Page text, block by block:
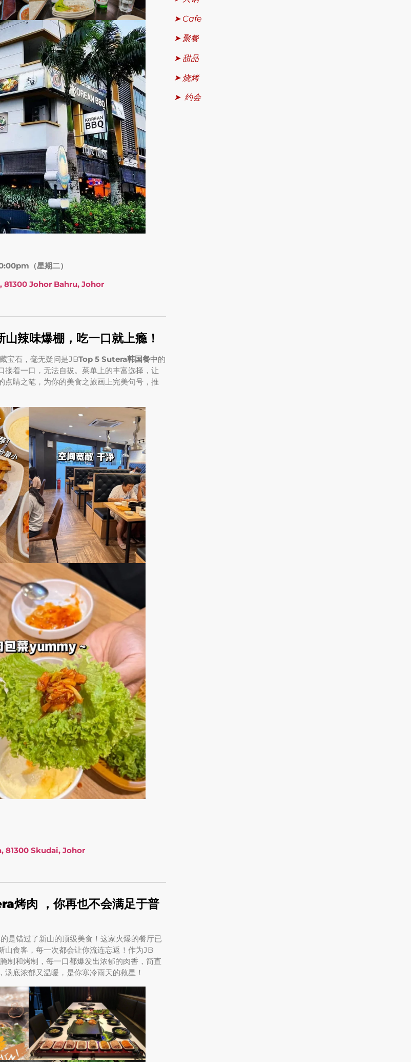
（星期二）
81300 Johor Bahru, Johor
味爆棚，吃一口就上瘾！
宝石，毫无疑问是JBTop 5 Sutera韩国餐中的
着一口，无法自拔。菜单上的丰富选择，让
睛之笔，为你的美食之旅画上完美句号，推
81300 Skudai, Johor
肉 ，你再也不会满足于普
错过了新山的顶级美食！这家火爆的餐厅已
山食客，每一次都会让你流连忘返！作为JB
制和烤制，每一口都爆发出浓郁的肉香，简直
底浓郁又温暖，是你寒冷雨天的救星！
➤ Cafe
➤ 聚餐
➤ 甜品
➤ 烧烤
➤ 约会